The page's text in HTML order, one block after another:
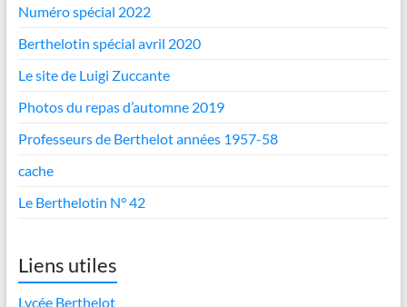
Numéro spécial 2022
Berthelotin spécial avril 2020
Le site de Luigi Zuccante
Photos du repas d’automne 2019
Professeurs de Berthelot années 1957-58
cache
Le Berthelotin N° 42
Liens utiles
Lycée Berthelot